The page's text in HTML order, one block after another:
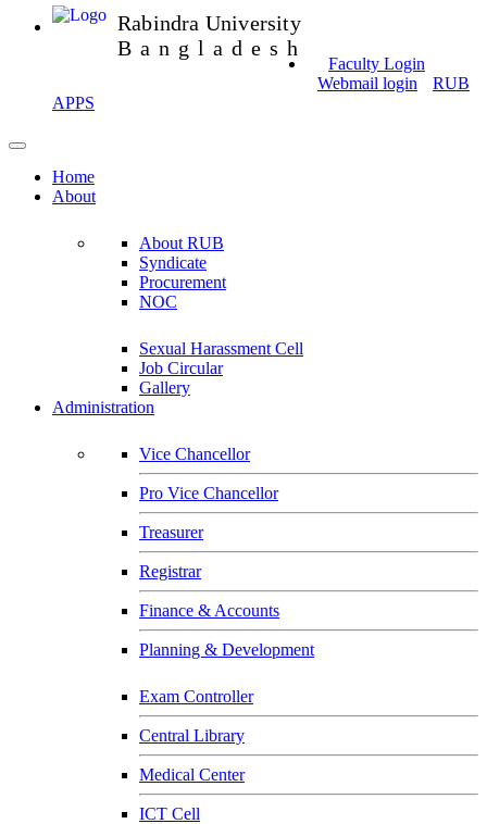
Rabindra University
Bangladesh
Faculty Login
Webmail login
RUB
APPS
Home
About
About RUB
Syndicate
Procurement
NOC
Sexual Harassment Cell
Job Circular
Gallery
Administration
Vice Chancellor
Pro Vice Chancellor
Treasurer
Registrar
Finance & Accounts
Planning & Development
Exam Controller
Central Library
Medical Center
ICT Cell